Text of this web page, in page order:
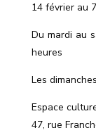
14 février au
Du mardi au
heures
Les
Espace
47, rue